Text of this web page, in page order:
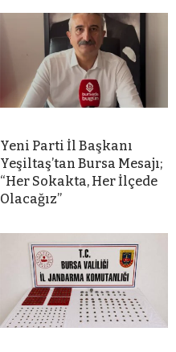
Yeni Parti İl Başkanı
Yeşiltaş’tan Bursa Mesajı;
“Her Sokakta, Her İlçede
Olacağız”